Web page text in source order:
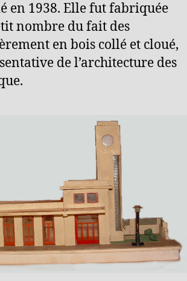
en 1938. Elle fut fabriquée
nombre du fait des
en bois collé et cloué,
de l’architecture des